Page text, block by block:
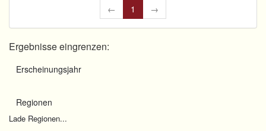
← 1 →
Ergebnisse eingrenzen:
Erscheinungsjahr
Regionen
Lade Regionen...